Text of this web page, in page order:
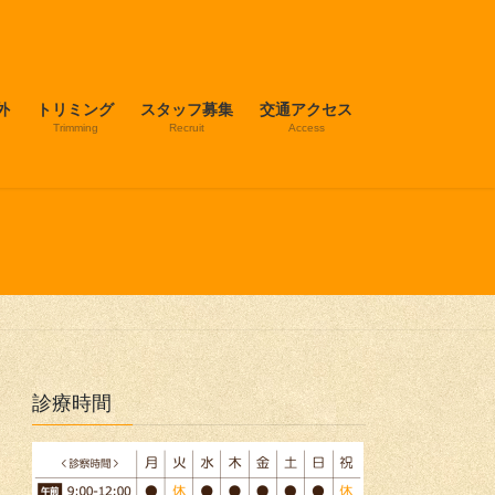
トリミング
Trimming
スタッフ募集
Recruit
交通アクセス
Access
診療時間